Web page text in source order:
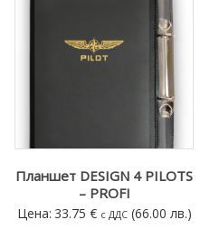
Планшет DESIGN 4 PILOTS
– PROFI
Цена: 33.75 € с ДДС (66.00 лв.)